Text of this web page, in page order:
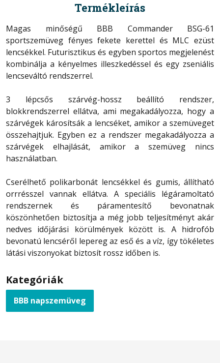
Termékleírás
Magas minőségű BBB Commander BSG-61
sportszemüveg fényes fekete kerettel és MLC ezüst
lencsékkel. Futurisztikus és egyben sportos megjelenést
kombinálja a kényelmes illeszkedéssel és egy zseniális
lencseváltó rendszerrel.
3 lépcsős szárvég-hossz beállító rendszer,
blokkrendszerrel ellátva, ami megakadályozza, hogy a
szárvégek károsítsák a lencséket, amikor a szemüveget
összehajtjuk. Egyben ez a rendszer megakadályozza a
szárvégek elhajlását, amikor a szemüveg nincs
használatban.
Cserélhető polikarbonát lencsékkel és gumis, állítható
orrrésszel vannak ellátva. A speciális légáramoltató
rendszernek és páramentesítő bevonatnak
köszönhetően biztosítja a még jobb teljesítményt akár
nedves időjárási körülmények között is. A hidrofób
bevonatú lencséről lepereg az eső és a víz, így tökéletes
látási viszonyokat biztosít rossz időben is.
Kategóriák
BBB napszemüveg